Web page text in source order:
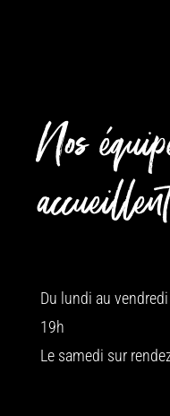
Nos
Du lundi au
19h
Le samedi sur